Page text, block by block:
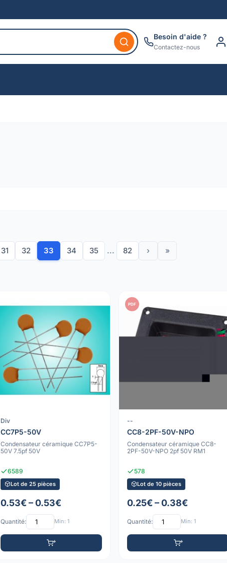
Besoin d'aide ?
Contactez-nous
31 32 33 34 35 ... 82 › »
Div
CC7P5-50V
Condensateur céramique CC7P5-
50V 7.5pf 50V
6589
Lot de 25 pièces
0.53€ – 0.53€
Quantité: Min: 1
PDF
--
CC8-2PF-50V-NPO
Condensateur céramique CC8-
2PF-50V-NPO 2pf 50V RM1
578
Lot de 10 pièces
0.25€ – 0.38€
Quantité: Min: 1